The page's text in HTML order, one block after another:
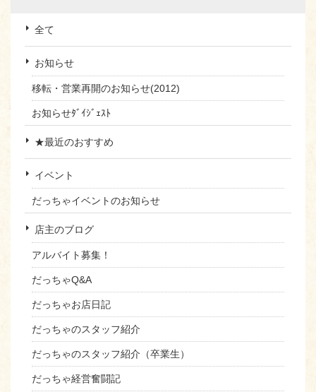
全て
お知らせ
移転・営業再開のお知らせ(2012)
お知らせﾀﾞｲｼﾞｪｽﾄ
★最近のおすすめ
イベント
だっちゃイベントのお知らせ
店主のブログ
アルバイト募集！
だっちゃQ&A
だっちゃお店日記
だっちゃのスタッフ紹介
だっちゃのスタッフ紹介（卒業生）
だっちゃ経営奮闘記